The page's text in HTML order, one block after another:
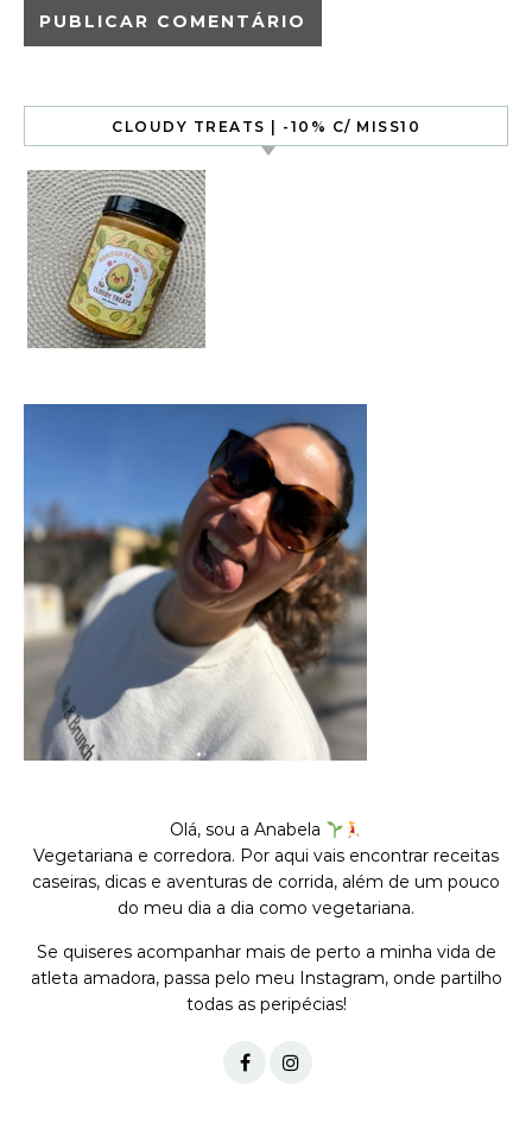
CLOUDY TREATS | -10% C/ MISS10
Olá, sou a Anabela
Vegetariana e corredora. Por aqui vais encontrar receitas
caseiras, dicas e aventuras de corrida, além de um pouco
do meu dia a dia como vegetariana.
Se quiseres acompanhar mais de perto a minha vida de
atleta amadora, passa pelo meu Instagram, onde partilho
todas as peripécias!